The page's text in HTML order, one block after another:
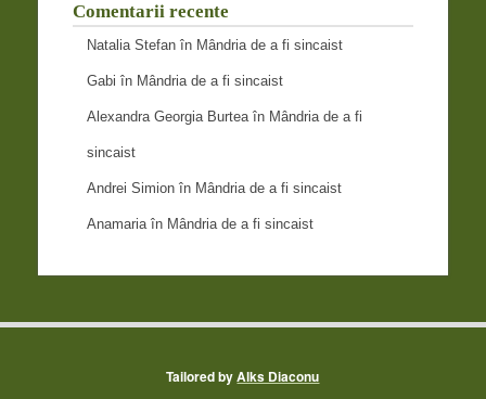
Comentarii recente
Natalia Stefan în Mândria de a fi sincaist
Gabi în Mândria de a fi sincaist
Alexandra Georgia Burteaîn Mândria de a fi
sincaist
Andrei Simion în Mândria de a fi sincaist
Anamariaîn Mândria de a fi sincaist
Tailored byAlks Diaconu